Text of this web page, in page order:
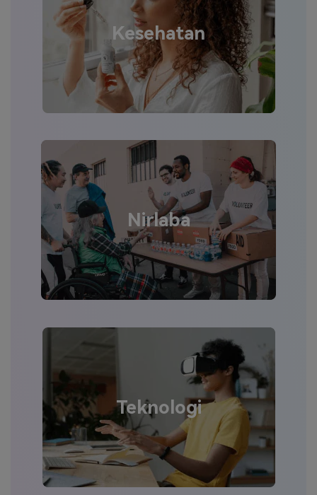
Kesehatan
Nirlaba
Teknologi